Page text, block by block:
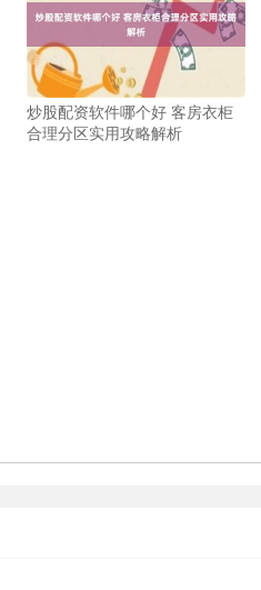
炒股配资软件哪个好 客房衣柜
合理分区实用攻略解析